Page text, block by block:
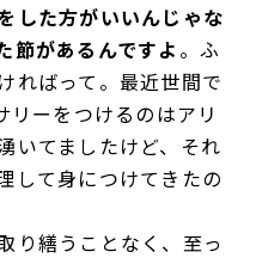
した方がいいんじゃな
節があるんですよ 。ふ
ればって。最近世間で
ーをつけるのはアリ
いてましたけど、それ
して身につけてきたの
り繕うことなく、至っ